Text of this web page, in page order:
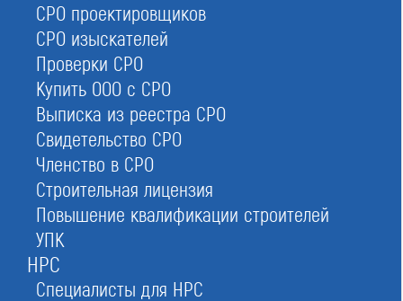
Москва, ст. м.«Баррикадная»,
ул. Большая Грузинская 12, строение 2, офис 9
СРО проектировщиков
СРО изыскателей
Проверки СРО
Купить ООО с СРО
Выписка из реестра СРО
Свидетельство СРО
Членство в СРО
Строительная лицензия
Повышение квалификации строителей
УПК
НРС
Специалисты для НРС
Главная Реестр СРО Строителей
Ассоциация «СРО «СД»